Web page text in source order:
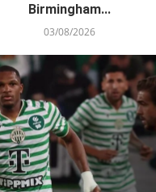
Birmingham...
03/08/2026